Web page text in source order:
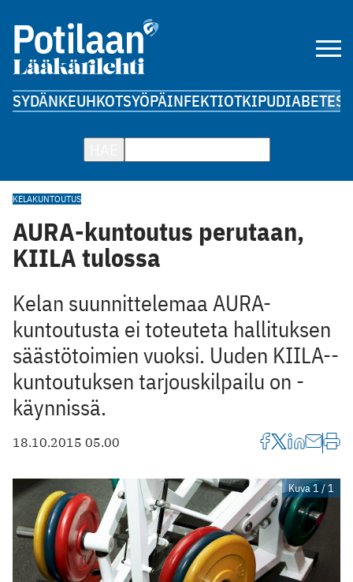
SYDÄNKEUHKOTSYÖPÄINFEKTIOTKIPUDIABETES
KELAKUNTOUTUS
AURA-kuntoutus perutaan,
KIILA tulossa
Kelan suunnittelemaa AURA-
kuntoutusta ei ­toteuteta ­hallituksen
­säästötoimien vuoksi. Uuden KIILA-­
kuntoutuksen tarjouskilpailu on ­
käynnissä.
18.10.2015 05.00
Kuva 1 / 1